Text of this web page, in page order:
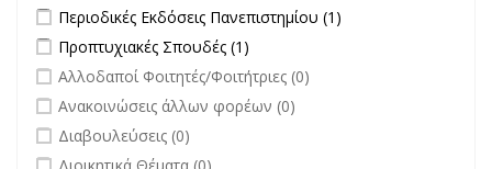
Οργάνων filter
Apply Περιοδικές Εκδόσεις Πανεπιστημίου filter
Περιοδικές Εκδόσεις Πανεπιστημίου (1)
Apply Προπτυχιακές Σπουδές filter
Προπτυχιακές Σπουδές (1)
undefined
Αλλοδαποί Φοιτητές/Φοιτήτριες (0)
undefined
Ανακοινώσεις άλλων φορέων (0)
undefined
Διαβουλεύσεις (0)
undefined